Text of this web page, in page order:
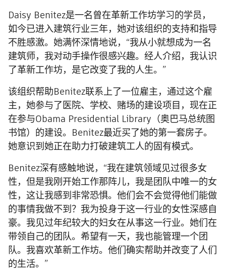
Daisy Benitez是一名曾在革新工作坊学习的学员，
如今已进入建筑行业三年，她对该组织的支持和指导
不胜感激。她满怀深情地说，“我从小就想成为一名
建筑师，我对动手操作很感兴趣。经人介绍，我认识
了革新工作坊，是它改变了我的人生。”
该组织帮助Benitez联系上了一位雇主，通过这个雇
主，她参与了医院、学校、赌场的建设项目，现在正
在参与Obama Presidential Library（奥巴马总统图
书馆）的建设。Benitez最近买了她的第一套房子。
她意识到她正在助力打破建筑工人的固有模式。
Benitez深有感触地说，“我在建筑领域见过很多女
性，但是我刚开始工作那阵儿，我是团队中唯一的女
性，这让我感到非常恐惧。他们会不会觉得他们能做
的事情我做不到？我为投身于这一行业的女性深感自
豪。我见过年纪较大的妇女在从事这一行业。她们在
带领自己的团队。希望有一天，我也能管理一个团
队。我喜欢革新工作坊。他们确实帮助并改变了人们
的生活。”